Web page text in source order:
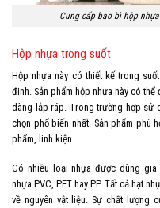
Cung cấp bao bì hộp
Hộp nhựa trong suốt
Hộp nhựa này có thiết kế trong
định. Sản phẩm hộp nhựa này có
dàng lắp ráp. Trong trường hợp sử
chọn phổ biến nhất. Sản phẩm phù
phẩm, linh kiện.
Có nhiều loại nhựa được dùng
nhựa PVC, PET hay PP. Tất cả hạt
về nguyên vật liệu. Sự chất lượng